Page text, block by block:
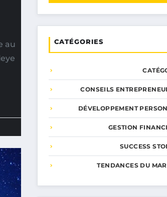
au
CATÉGORIES
CONSEILS
DÉVELOPPEMENT
GESTION
SUCCESS
TENDANCES DU